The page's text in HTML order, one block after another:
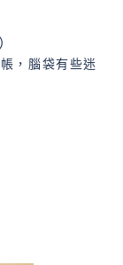
，腦袋有些迷